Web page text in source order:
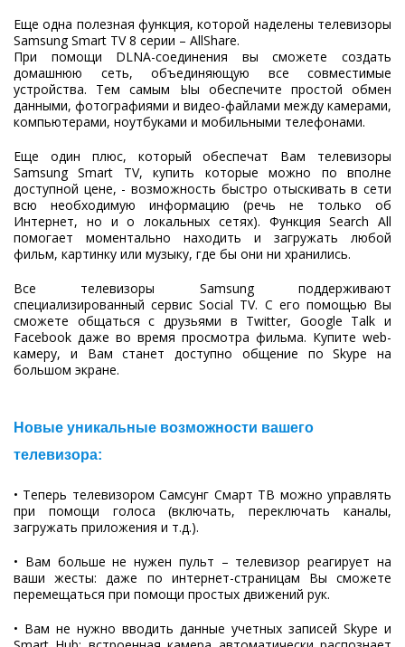
Еще одна полезная функция, которой наделены телевизоры
Samsung Smart TV 8 серии – AllShare.
При помощи DLNA-соединения вы сможете создать
домашнюю сеть, объединяющую все совместимые
устройства. Тем самым Ыы обеспечите простой обмен
данными, фотографиями и видео-файлами между камерами,
компьютерами, ноутбуками и мобильными телефонами.
Еще один плюс, который обеспечат Вам телевизоры
Samsung Smart TV, купить которые можно по вполне
доступной цене, - возможность быстро отыскивать в сети
всю необходимую информацию (речь не только об
Интернет, но и о локальных сетях). Функция Search All
помогает моментально находить и загружать любой
фильм, картинку или музыку, где бы они ни хранились.
Все телевизоры Samsung поддерживают
специализированный сервис Social TV. С его помощью Вы
сможете общаться с друзьями в Twitter, Google Talk и
Facebook даже во время просмотра фильма. Купите web-
камеру, и Вам станет доступно общение по Skype на
большом экране.
Новые уникальные возможности вашего
телевизора:
• Теперь телевизором Самсунг Cмарт ТВ можно управлять
при помощи голоса (включать, переключать каналы,
загружать приложения и т.д.).
• Вам больше не нужен пульт – телевизор реагирует на
ваши жесты: даже по интернет-страницам Вы сможете
перемещаться при помощи простых движений рук.
• Вам не нужно вводить данные учетных записей Skype и